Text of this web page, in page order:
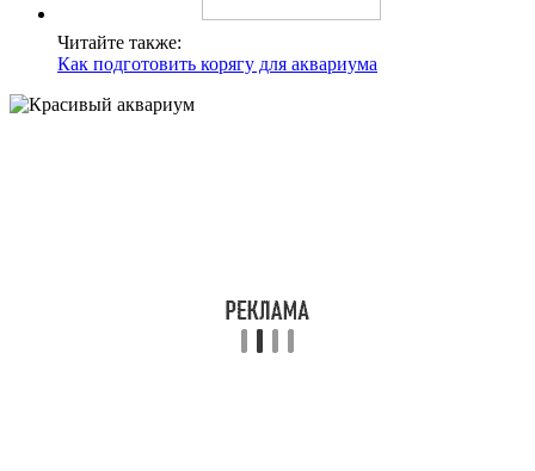
Читайте также:
Как подготовить корягу для аквариума